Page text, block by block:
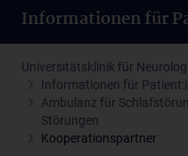
Informationen für
Universitätsklinik für
Informationen für
Ambulanz für
Störungen
Kooperationspartner